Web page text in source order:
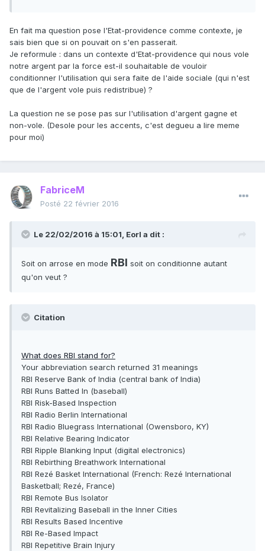
En fait ma question pose l'Etat-providence comme contexte, je
sais bien que si on pouvait on s'en passerait.
Je reformule : dans un contexte d'Etat-providence qui nous vole
notre argent par la force est-il souhaitable de vouloir
conditionner l'utilisation qui sera faite de l'aide sociale (qui n'est
que de l'argent vole puis redistribue) ?
La question ne se pose pas sur l'utilisation d'argent gagne et
non-vole. (Desole pour les accents, c'est degueu a lire meme
pour moi)
FabriceM
Posté 22 février 2016
Le 22/02/2016 à 15:01, Eorl a dit :
Soit on arrose en mode RBI soit on conditionne autant
qu'on veut ?
Citation
What does RBI stand for?
Your abbreviation search returned 31 meanings
RBI Reserve Bank of India (central bank of India)
RBI Runs Batted In (baseball)
RBI Risk-Based Inspection
RBI Radio Berlin International
RBI Radio Bluegrass International (Owensboro, KY)
RBI Relative Bearing Indicator
RBI Ripple Blanking Input (digital electronics)
RBI Rebirthing Breathwork International
RBI Rezé Basket International (French: Rezé International
Basketball; Rezé, France)
RBI Remote Bus Isolator
RBI Revitalizing Baseball in the Inner Cities
RBI Results Based Incentive
RBI Re-Based Impact
RBI Repetitive Brain Injury